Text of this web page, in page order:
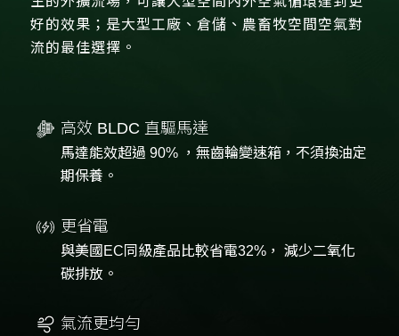
好的效果；是大型工廠、倉儲、農畜牧空間空氣對
流的最佳選擇。
高效 BLDC 直驅馬達
馬達能效超過 90% ，無齒輪變速箱，不須換油定
期保養。
更省電
與美國EC同級產品比較省電32%， 減少二氧化
碳排放。
氣流更均勻